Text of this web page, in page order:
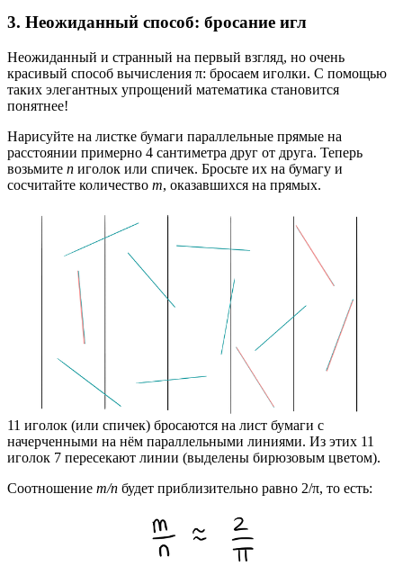
3. Неожиданный способ: бросание игл
Неожиданный и странный на первый взгляд, но очень
красивый способ вычисления π: бросаем иголки. С помощью
таких элегантных упрощений математика становится
понятнее!
Нарисуйте на листке бумаги параллельные прямые на
расстоянии примерно 4 сантиметра друг от друга. Теперь
возьмите n иголок или спичек. Бросьте их на бумагу и
сосчитайте количество m, оказавшихся на прямых.
11 иголок (или спичек) бросаются на лист бумаги с
начерченными на нём параллельными линиями. Из этих 11
иголок 7 пересекают линии (выделены бирюзовым цветом).
Соотношение m/n будет приблизительно равно 2/π, то есть: